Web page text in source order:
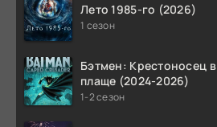
Лето 1985-го (2026)
1 сезон
Бэтмен: Крестоносец в
плаще (2024-2026)
1-2 сезон